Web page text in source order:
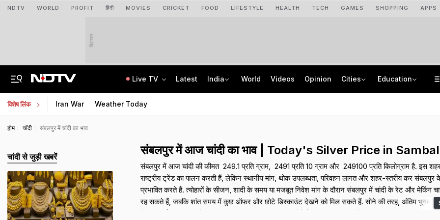
NDTV WORLD PROFIT हिंदी MOVIES CRICKET FOOD LIFESTYLE HEALTH TECH GAMES SHOPPING APPS
विज्ञापन
Live TV Latest India World Videos Opinion Cities Education
विशेष लिंक Iran War Weather Today
होम चाँदी संबलपुर में चांदी का भाव
संबलपुर में आज चांदी का भाव | Today's Silver Price in
संबलपुर में आज चांदी की कीमत ₹ 249.1 प्रति ग्राम, ₹ 2491 प्रति 10 ग्राम और ₹ 249100 प्रति किलोग्राम है. इस
राष्ट्रीय ट्रेंड का पालन करती हैं, लेकिन स्थानीय मांग, थोक उपलब्धता, परिवहन लागत और शहर-स्तरीय कर संबलपुर
प्रभावित करते हैं. त्योहारों के सीजन, शादी के समय या मजबूत निवेश मांग के दौरान संबलपुर में चांदी के रेट और मेकिंग
रह सकते हैं, जबकि शांत समय में कुछ ऑफर और छोटे डिस्काउंट देखने को मिल सकते हैं. सोने की तरह, अंतिम भुगतान
चांदी से जुड़ी खबरेंं